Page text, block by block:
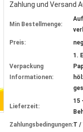
Zahlung und Versand
Min Bestellmenge:
Preis:
Verpackung
Informationen:
1.
Lieferzeit:
15
Zahlungsbedingungen:T /